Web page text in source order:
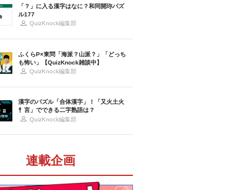
「？」に入る漢字はなに？和同開珎パズ
ル177
QuizKnock編集部
ふくらP×東問「海派？山派？」「どっち
も怖い」【QuizKnock雑談中】
QuizKnock編集部
漢字のパズル「合体漢字」！「又火土火
忄言」でできる二字熟語は？
QuizKnock編集部
連載企画